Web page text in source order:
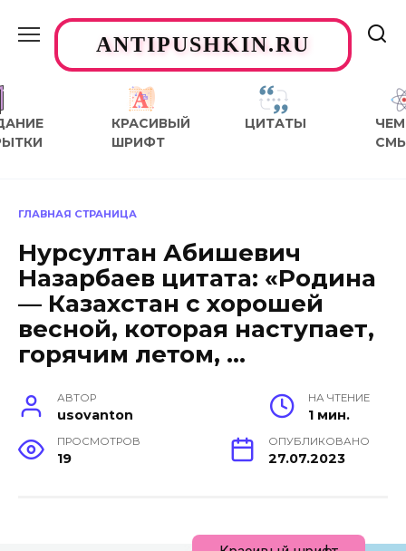
содержаниюANTIPUSHKIN.RU
КРАСИВЫЙ
ШРИФТ
ЦИТАТЫ
ЧЕМ
ГЛАВНАЯ СТРАНИЦА
Нурсултан Абишевич
Назарбаев цитата: «Родина
— Казахстан с хорошей
весной, которая наступает,
горячим летом, …
АВТОР
usovanton
НА ЧТЕНИЕ
1 мин.
ПРОСМОТРОВ
19
ОПУБЛИКОВАНО
27.07.2023